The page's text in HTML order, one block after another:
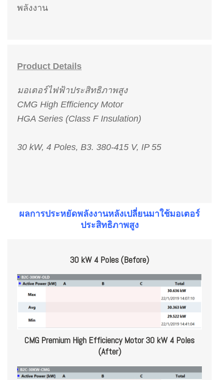
พลังงาน
Product Details
มอเตอร์ไฟฟ้าประสิทธิภาพสูง
CMG High Efficiency Motor
HGA Series (Class F Insulation)
30 kW, 4 Poles, B3. 380-415 V, IP 55
ผลการประหยัดพลังงานหลังเปลี่ยนมาใช้มอเตอร์
ประสิทธิภาพสูง
30 kW 4 Poles (Before)
CMG Premium High Efficiency Motor 30 kW 4 Poles
(After)